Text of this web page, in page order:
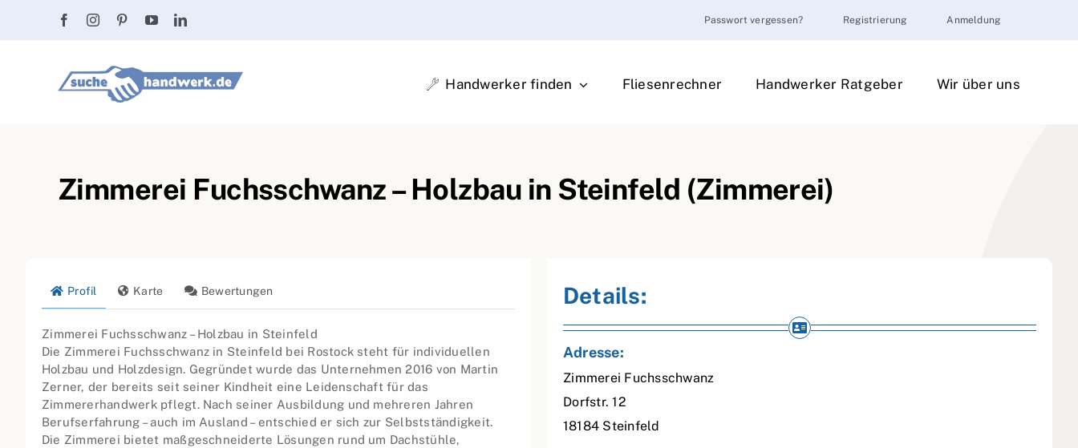
Passwort vergessen? Registrierung Anmeldung
Handwerker finden Fliesenrechner Handwerker Ratgeber Wir über uns
Zimmerei Fuchsschwanz – Holzbau in Steinfeld (Zimmerei)
Profil Karte Bewertungen
Zimmerei Fuchsschwanz – Holzbau in Steinfeld
Die Zimmerei Fuchsschwanz in Steinfeld bei Rostock steht für individuellen
Holzbau und Holzdesign. Gegründet wurde das Unternehmen 2016 von Martin
Zerner, der bereits seit seiner Kindheit eine Leidenschaft für das
Zimmererhandwerk pflegt. Nach seiner Ausbildung und mehreren Jahren
Berufserfahrung – auch im Ausland – entschied er sich zur Selbstständigkeit.
Die Zimmerei bietet maßgeschneiderte Lösungen rund um Dachstühle,
Details:
Adresse:
Zimmerei Fuchsschwanz
Dorfstr. 12
18184 Steinfeld